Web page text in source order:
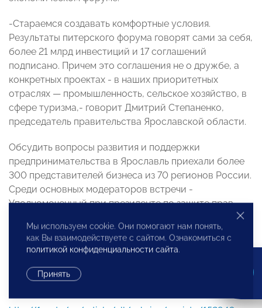
-Стараемся создавать комфортные условия.
Результаты питерского форума говорят сами за себя,
более 21 млрд инвестиций и 17 соглашений
подписано. Причем это соглашения не о дружбе, а
конкретных проектах - в наших приоритетных
отраслях — промышленность, сельское хозяйство, в
сфере туризма,- говорит Дмитрий Степаненко,
председатель правительства Ярославской области.
Обсудить вопросы развития и поддержки
предпринимательства в Ярославль приехали более
300 представителей бизнеса из 70 регионов России.
Среди основных модераторов встречи -
Уполномоченный при президенте по защите прав
предпринимателей Борис Титов. Впервые столица
Золотого кольца стала федеральной площадкой для
обсуждения проблем бизнеса, и это - отмечают
Мы используем cookie. Они помогают нам понять,
как Вы взаимодействуете с сайтом. Ознакомиться с
политикой конфиденциальности сайта.
Принять